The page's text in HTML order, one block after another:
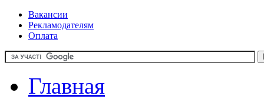
Вакансии
Рекламодателям
Оплата
Главная